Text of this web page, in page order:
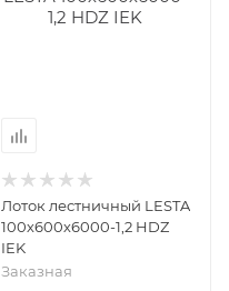
Лоток лестничный LESTA
100х600х6000-1,2 HDZ
IEK
Заказная